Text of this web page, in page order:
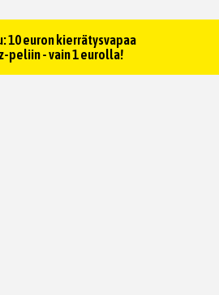
10 euron kierrätysvapaa
peliin - vain 1 eurolla!